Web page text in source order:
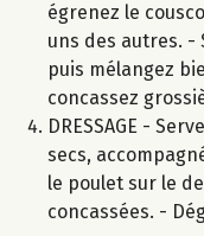
égrenez le
uns des autres. -
puis mélangez
concassez
DRESSAGE -
secs,
le poulet sur le
concassées. -